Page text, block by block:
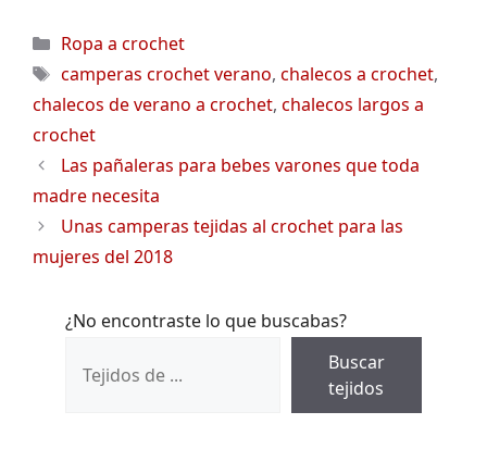
Categorías
Ropa a crochet
Etiquetas
camperas crochet verano, chalecos a crochet,
chalecos de verano a crochet, chalecos largos a
crochet
Las pañaleras para bebes varones que toda
madre necesita
Unas camperas tejidas al crochet para las
mujeres del 2018
¿No encontraste lo que buscabas?
Buscar
tejidos